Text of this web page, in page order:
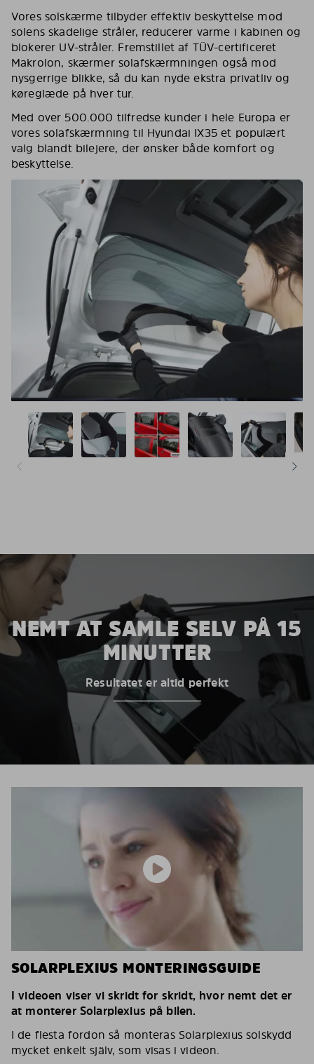
Vores solskærme tilbyder effektiv beskyttelse mod
solens skadelige stråler, reducerer varme i kabinen og
blokerer UV-stråler. Fremstillet af TÜV-certificeret
Makrolon, skærmer solafskærmningen også mod
nysgerrige blikke, så du kan nyde ekstra privatliv og
køreglæde på hver tur.
Med over 500.000 tilfredse kunder i hele Europa er
vores solafskærmning til Hyundai IX35 et populært
valg blandt bilejere, der ønsker både komfort og
beskyttelse.
NEMT AT SAMLE SELV PÅ 15
MINUTTER
Resultatet er altid perfekt
SOLARPLEXIUS MONTERINGSGUIDE
I videoen viser vi skridt for skridt, hvor nemt det er
at monterer Solarplexius på bilen.
I de flesta fordon så monteras Solarplexius solskydd
mycket enkelt själv, som visas i videon.